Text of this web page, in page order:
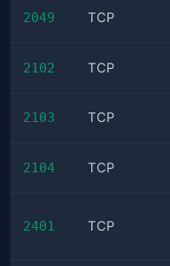
2049 TCP
2102 TCP
2103 TCP
2104 TCP
2401 TCP